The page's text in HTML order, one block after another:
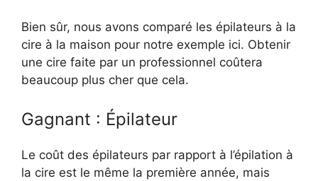
Bien sûr, nous avons comparé les épilateurs à la
cire à la maison pour notre exemple ici. Obtenir
une cire faite par un professionnel coûtera
beaucoup plus cher que cela.
Gagnant : Épilateur
Le coût des épilateurs par rapport à l’épilation à
la cire est le même la première année, mais